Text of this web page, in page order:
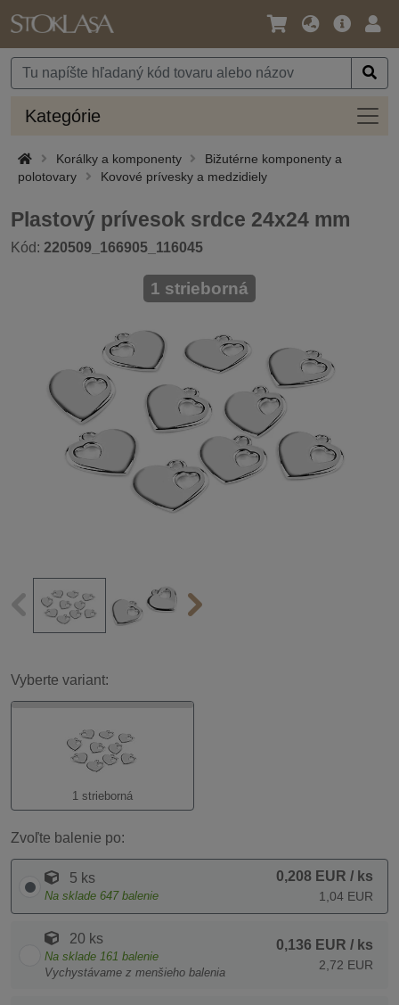
Jazyk
Mena
Hlavná
Kategórie
Korálky a komponenty
Bižutérne komponenty a
polotovary
Kovové prívesky a medzidiely
Plastový prívesok srdce 24x24 mm
Kód: 220509_166905_116045
1 strieborná
Vyberte variant:
1 strieborná
Zvoľte balenie po:
5 ks
Na sklade 647 balenie
0,208 EUR / ks
1,04 EUR
20 ks
Na sklade 161 balenie
Vychystávame z menšieho balenia
0,136 EUR / ks
2,72 EUR